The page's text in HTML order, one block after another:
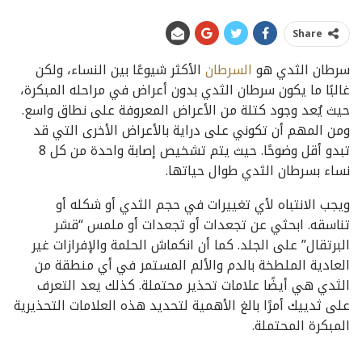
Share
سرطان الثدي هو السرطانالأكثر شيوعًا بين النساء، ولكن
غالبًا ما يكون سرطان الثدي بدون أعراض في مراحله المبكرة،
حيث يُعد وجود كتلة من الأعراض المعروفة على نطاق واسع.
ومن المهم أن تكوني على دراية بالأعراض الأخرى التي قد
تبدو أقل وضوحًا. حيث يتم تشخيص إصابة واحدة من كل 8
نساء بسرطان الثدي طوال حياتها.
ويجب الانتباه لأي تغييرات في حجم الثدي أو شكله أو
تناسقه. ابحثي عن تجعدات أو تجعدات أو ملمس “قشر
البرتقال” على الجلد. كما أن انكماش الحلمة والإفرازات غير
العادية الملطخة بالدم والألم المستمر في أي منطقة من
الثدي هي أيضًا علامات تحذير محتملة. كذلك يعد التعرف
على ثدييك أمرًا بالغ الأهمية لتحديد هذه العلامات التحذيرية
المبكرة المحتملة.